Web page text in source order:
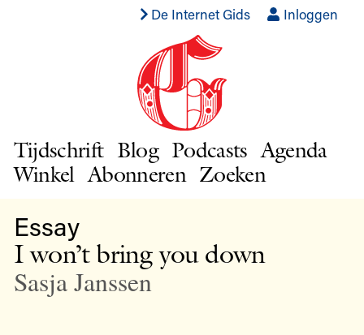
De Internet Gids Inloggen
Tijdschrift Blog Podcasts Agenda
Winkel Abonneren Zoeken
Essay
I won’t bring you down
Sasja Janssen